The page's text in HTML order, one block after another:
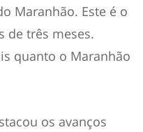
Maranhão. Este é o
de três meses.
quanto o Maranhão
os avanços